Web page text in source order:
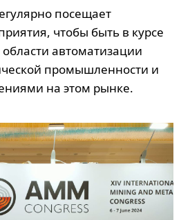
посещает
чтобы быть в курсе
автоматизации
промышленности и
на этом рынке.